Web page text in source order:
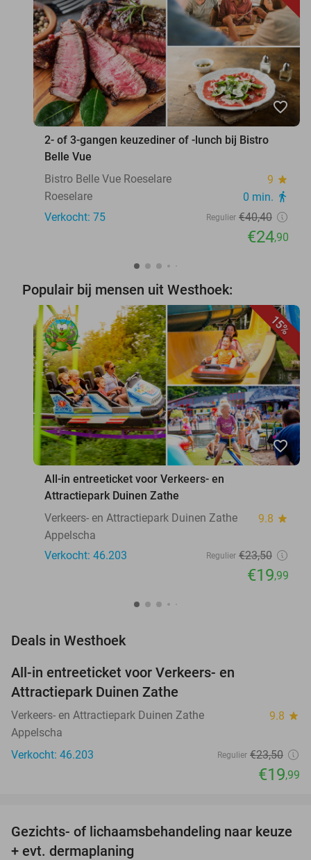
favorite_border
2- of 3-gangen keuzediner of -lunch bij Bistro
Belle Vue
Bistro Belle Vue Roeselare
9 star
Roeselare 0 min. directions_walk
Verkocht: 75 Regulier €40,40
€24,90
Populair bij mensen uit Westhoek:
15%
favorite_border
All-in entreeticket voor Verkeers- en
Attractiepark Duinen Zathe
Verkeers- en Attractiepark Duinen Zathe
9.8 star
Appelscha
Verkocht: 46.203
Regulier €23,50
€19,99
Deals in Westhoek
All-in entreeticket voor Verkeers- en
Attractiepark Duinen Zathe
Verkeers- en Attractiepark Duinen Zathe 9.8 star
Appelscha
Verkocht: 46.203
Regulier €23,50
€19,99
51%
Gezichts- of lichaamsbehandeling naar keuze
+ evt. dermaplaning